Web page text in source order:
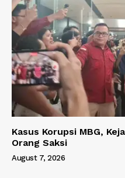
Kasus Korupsi MBG,
Orang Saksi
August 7, 2026